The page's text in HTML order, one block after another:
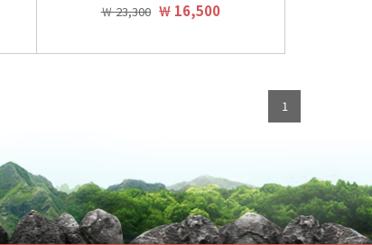
￦ 23,300 ￦ 16,500
1